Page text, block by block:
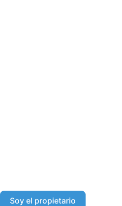
Soy el propietario